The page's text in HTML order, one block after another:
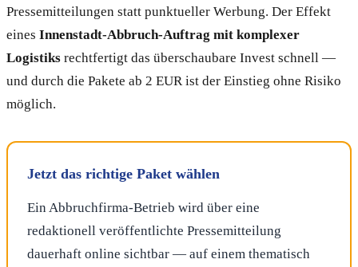
Pressemitteilungen statt punktueller Werbung. Der Effekt
eines Innenstadt-Abbruch-Auftrag mit komplexer
Logistiks rechtfertigt das überschaubare Invest schnell —
und durch die Pakete ab 2 EUR ist der Einstieg ohne Risiko
möglich.
Jetzt das richtige Paket wählen
Ein Abbruchfirma-Betrieb wird über eine
redaktionell veröffentlichte Pressemitteilung
dauerhaft online sichtbar — auf einem thematisch